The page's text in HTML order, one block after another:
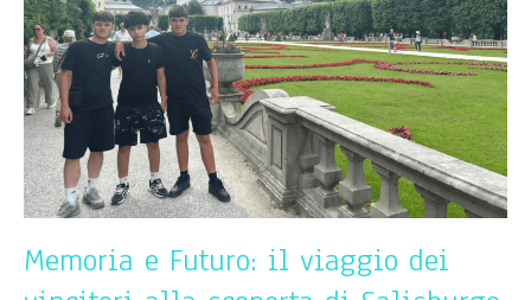
Memoria e Futuro: il viaggio dei
dei
vincitori
alla
scoperta
di
Salisburgo
tra
storia,
cultura
e
innovazione